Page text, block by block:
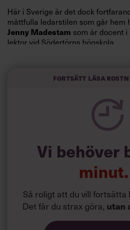
Här i Sverige är det dock
måttfulla ledarstilen som går hem
Jenny Madestam som är docent
lektor vid Södertörns högskola.
kompetenta och stå med båda
spelevink i högklackat, är hur jag
önskningar som svenskarna för
Siri
början av
Fortsätt läsa
Vi behöver
Så roligt att du vill fortsätta
Det får du strax göra, utan